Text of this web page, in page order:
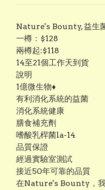
Nature's Bounty, 益生
一樽：$128
兩樽起:$118
14至21個工作天到貨
說明
1億微生物♦
有利消化系統的益菌
消化系統健康
膳食補充劑
嗜酸乳桿菌la-14
品質保證
經過實驗室測試
接近50年可靠的品質
在Nature's Bounty，我